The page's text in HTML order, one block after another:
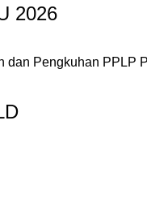
2026
dan Pengkuhan PPLP